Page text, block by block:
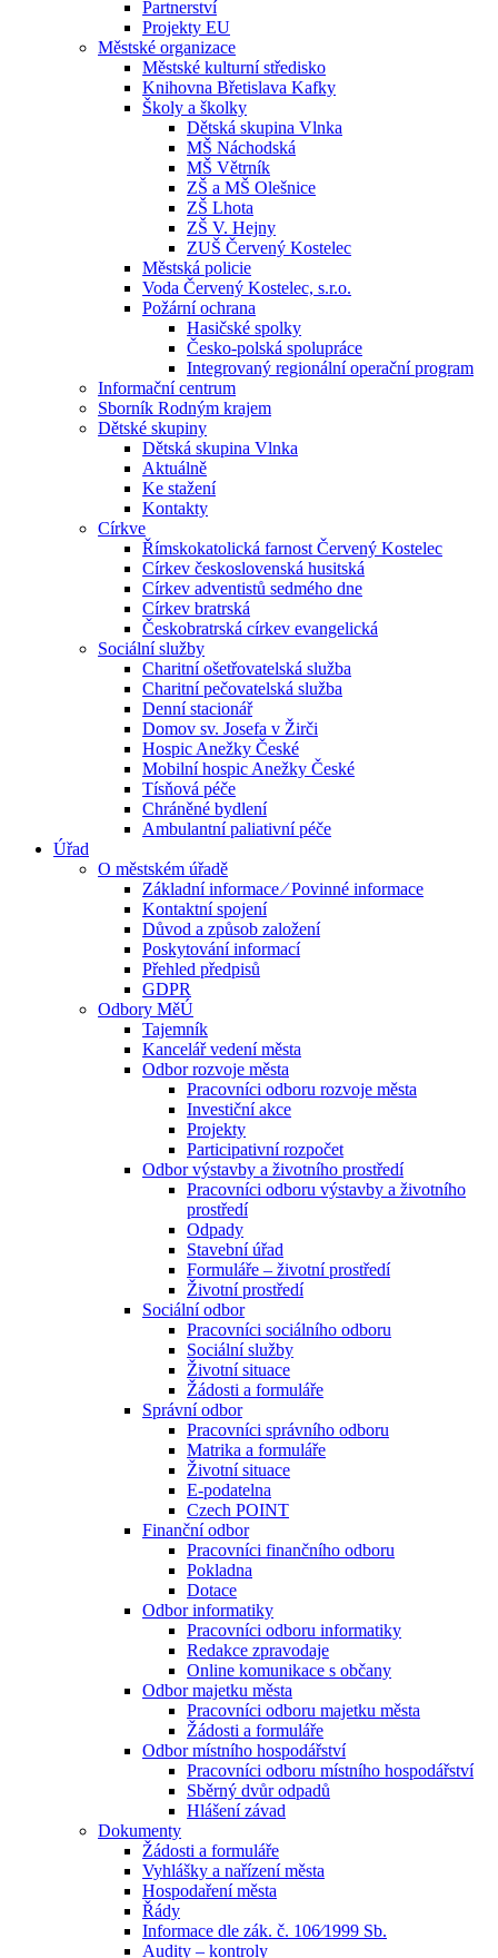
Partnerství
Projekty EU
Městské organizace
Městské kulturní středisko
Knihovna Břetislava Kafky
Školy a školky
Dětská skupina Vlnka
MŠ Náchodská
MŠ Větrník
ZŠ a MŠ Olešnice
ZŠ Lhota
ZŠ V. Hejny
ZUŠ Červený Kostelec
Městská policie
Voda Červený Kostelec, s.r.o.
Požární ochrana
Hasičské spolky
Česko-polská spolupráce
Integrovaný regionální operační program
Informační centrum
Sborník Rodným krajem
Dětské skupiny
Dětská skupina Vlnka
Aktuálně
Ke stažení
Kontakty
Církve
Římskokatolická farnost Červený Kostelec
Církev československá husitská
Církev adventistů sedmého dne
Církev bratrská
Českobratrská církev evangelická
Sociální služby
Charitní ošetřovatelská služba
Charitní pečovatelská služba
Denní stacionář
Domov sv. Josefa v Žirči
Hospic Anežky České
Mobilní hospic Anežky České
Tísňová péče
Chráněné bydlení
Ambulantní paliativní péče
Úřad
O městském úřadě
Základní informace ⁄ Povinné informace
Kontaktní spojení
Důvod a způsob založení
Poskytování informací
Přehled předpisů
GDPR
Odbory MěÚ
Tajemník
Kancelář vedení města
Odbor rozvoje města
Pracovníci odboru rozvoje města
Investiční akce
Projekty
Participativní rozpočet
Odbor výstavby a životního prostředí
Pracovníci odboru výstavby a životního
prostředí
Odpady
Stavební úřad
Formuláře – životní prostředí
Životní prostředí
Sociální odbor
Pracovníci sociálního odboru
Sociální služby
Životní situace
Žádosti a formuláře
Správní odbor
Pracovníci správního odboru
Matrika a formuláře
Životní situace
E-podatelna
Czech POINT
Finanční odbor
Pracovníci finančního odboru
Pokladna
Dotace
Odbor informatiky
Pracovníci odboru informatiky
Redakce zpravodaje
Online komunikace s občany
Odbor majetku města
Pracovníci odboru majetku města
Žádosti a formuláře
Odbor místního hospodářství
Pracovníci odboru místního hospodářství
Sběrný dvůr odpadů
Hlášení závad
Dokumenty
Žádosti a formuláře
Vyhlášky a nařízení města
Hospodaření města
Řády
Informace dle zák. č. 106⁄1999 Sb.
Audity – kontroly